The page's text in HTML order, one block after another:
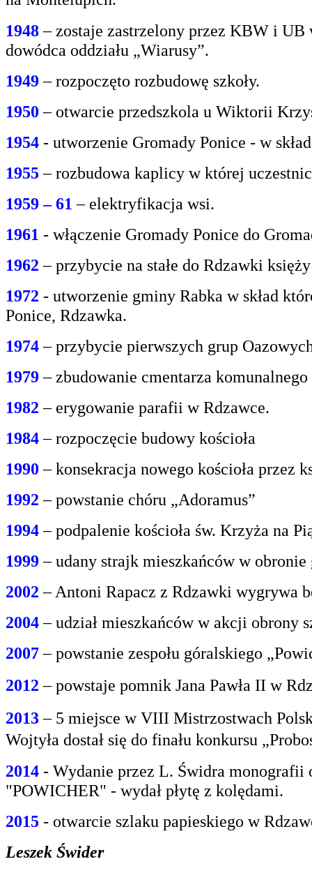
1948– zostaje zastrzelony przez KBW i
dowódca oddziału „Wiarusy”.
1949 – rozpoczęto rozbudowę szkoły.
1950 – otwarcie przedszkola u Wiktorii
1954 - utworzenie Gromady Ponice - w
1955 – rozbudowa kaplicy w której
1959 – 61 – elektryfikacja wsi.
1961 - włączenie Gromady Ponice do
1962 – przybycie na stałe do Rdzawki
1972 - utworzenie gminy Rabka w skład
Ponice, Rdzawka.
1974 – przybycie pierwszych grup
1979– zbudowanie cmentarza
1982 – erygowanie parafii w Rdzawce.
1984– rozpoczęcie budowy kościoła
1990 – konsekracja nowego kościoła przez
1992 – powstanie chóru „Adoramus”
1994– podpalenie kościoła św. Krzyża na
1999– udany strajk mieszkańców w
2002 – Antoni Rapacz z Rdzawki wygrywa
2004– udział mieszkańców w akcji obrony
2007– powstanie zespołu góralskiego
2012 – powstaje pomnik Jana Pawła II w
2013– 5 miejsce w VIII Mistrzostwach
Wojtyła dostał się do finału konkursu
2014 - Wydanie przez L. Świdra monografii
"POWICHER" - wydał płytę z kolędami.
2015 - otwarcie szlaku papieskiego w
Leszek Świder